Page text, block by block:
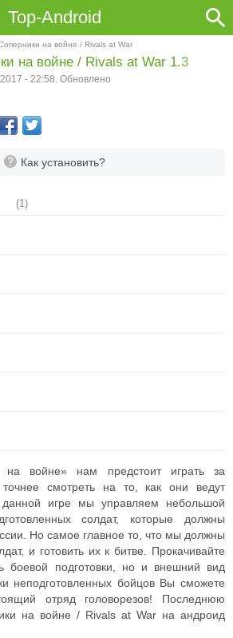
Top-Android
на войне / Rivals at War
Как установить?
(1)
на войне / Rivals at War 1.3
- 22:58. Обновлено
войне» нам предстоит играть за
смотреть на то, как они ведут
игре мы управляем небольшой
солдат, которые должны
Но самое главное то, что мы должны
и готовить их к битве. Прокачивайте
боевой подготовки, но и внешний вид
неподготовленных бойцов Вы сможете
отряд головорезов! Последнюю
на войне / Rivals at War на андроид